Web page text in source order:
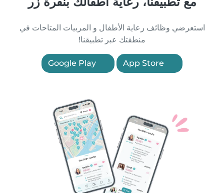
استعرضي وظائف رعاية الأطفال و المربيات المتاحات في
منطقتك عبر تطبيقنا!